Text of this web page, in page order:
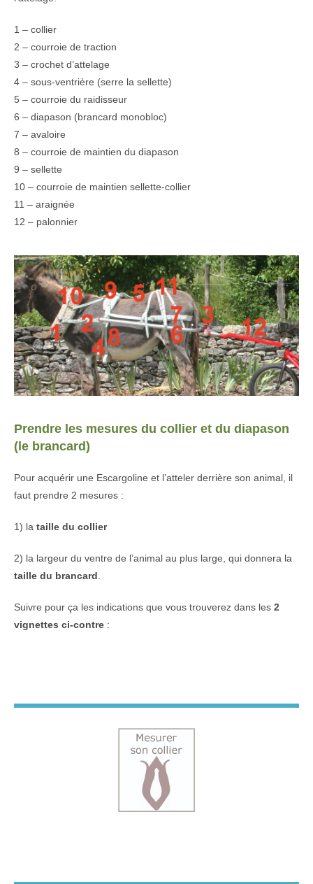
1 – collier
2 – courroie de traction
3 – crochet d’attelage
4 – sous-ventrière (serre la sellette)
5 – courroie du raidisseur
6 – diapason (brancard monobloc)
7 – avaloire
8 – courroie de maintien du diapason
9 – sellette
10 – courroie de maintien sellette-collier
11 – araignée
12 – palonnier
Prendre les mesures du collier et du diapason
(le brancard)
Pour acquérir une Escargoline et l’atteler derrière son animal, il
faut prendre 2 mesures :
1) la taille du collier
2) la largeur du ventre de l’animal au plus large, qui donnera la
taille du brancard
Suivre pour ça les indications que vous trouverez dans les 2
vignettes ci-contre :